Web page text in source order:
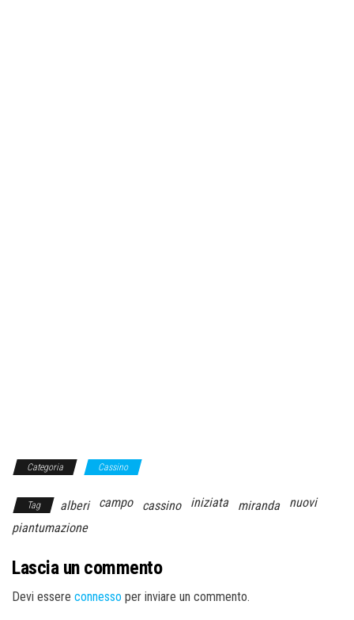
Categoria Cassino
Tag alberi campo cassino iniziata miranda
nuovi
piantumazione
Lascia un commento
Devi essere connesso per inviare un commento.